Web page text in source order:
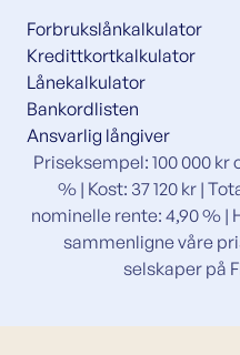
Forbrukslånkalkulator
Kredittkortkalkulator
Lånekalkulator
Bankordlisten
Ansvarlig långiver
Priseksempel: 100 000 kr
% | Kost: 37 120 kr |
nominelle rente: 4,90 % |
sammenligne våre
selskaper på